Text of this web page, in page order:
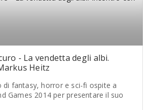
- La vendetta degli albi.
Heitz
di fantasy, horror e sci-fi ospite a
Games 2014 per presentare il suo